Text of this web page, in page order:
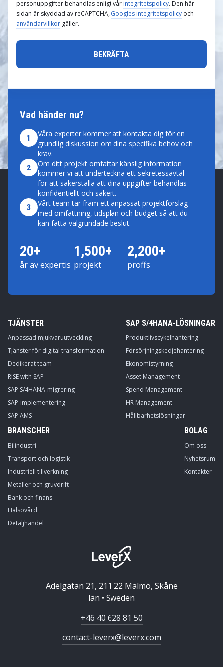
Vad händer nu?
1
Våra experter kommer att kontakta dig för en
grundlig diskussion om dina specifika behov och
krav.
2
Om ditt projekt omfattar känslig information
kommer vi att underteckna ett sekretessavtal
för att säkerställa att dina uppgifter behandlas
konfidentiellt och säkert.
3
Vårt team tar fram ett anpassat projektförslag
med omfattning, tidsplan och budget så att du
kan fatta välgrundade beslut.
20+
år av expertis
1,500+
projekt
2,200+
proffs
personuppgifter behandlas enligt vår integritetspolicy. Den här
sidan är skyddad av reCAPTCHA, Googles integritetspolicy och
användarvillkor gäller.
TJÄNSTER
Anpassad mjukvaruutveckling
Tjänster för digital transformation
Dedikerat team
RISE with SAP
SAP S/4HANA-migrering
SAP-implementering
SAP AMS
SAP S/4HANA-LÖSNINGAR
Produktlivscykelhantering
Försörjningskedjehantering
Ekonomistyrning
Asset Management
Spend Management
HR Management
Hållbarhetslösningar
BRANSCHER
Bilindustri
Transport och logistik
Industriell tillverkning
Metaller och gruvdrift
Bank och finans
Hälsovård
Detaljhandel
BOLAG
Om oss
Nyhetsrum
Kontakter
Adelgatan 21, 211 22 Malmö, Skåne
län • Sweden
+46 40 628 81 50
contact-leverx@leverx.com